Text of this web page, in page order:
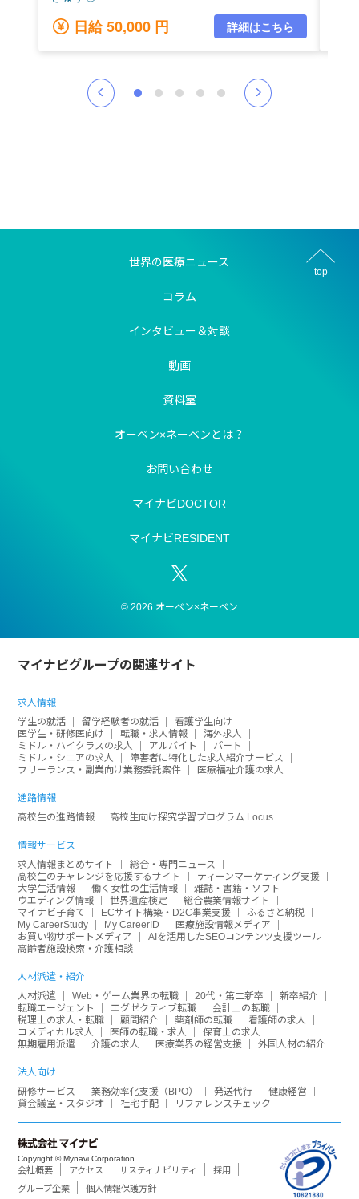
top
世界の医療ニュース
コラム
インタビュー＆対談
動画
資料室
オーベン×ネーベンとは？
お問い合わせ
マイナビDOCTOR
マイナビRESIDENT
© 2026 オーベン×ネーベン
マイナビグループの関連サイト
求人情報
学生の就活
留学経験者の就活
看護学生向け
医学生・研修医向け
転職・求人情報
海外求人
ミドル・ハイクラスの求人
アルバイト
パート
ミドル・シニアの求人
障害者に特化した求人紹介サービス
フリーランス・副業向け業務委託案件
医療福祉介護の求人
進路情報
高校生の進路情報
高校生向け探究学習プログラム Locus
情報サービス
求人情報まとめサイト
総合・専門ニュース
高校生のチャレンジを応援するサイト
ティーンマーケティング支援
大学生活情報
働く女性の生活情報
雑誌・書籍・ソフト
ウエディング情報
世界遺産検定
総合農業情報サイト
マイナビ子育て
ECサイト構築・D2C事業支援
ふるさと納税
My CareerStudy
My CareerID
医療施設情報メディア
お買い物サポートメディア
AIを活用したSEOコンテンツ支援ツール
高齢者施設検索・介護相談
人材派遣・紹介
人材派遣
Web・ゲーム業界の転職 20代・第二新卒
新卒紹介
転職エージェント
エグゼクティブ転職
会計士の転職
税理士の求人・転職
顧問紹介 薬剤師の転職
看護師の求人
コメディカル求人
医師の転職・求人
保育士の求人
無期雇用派遣
介護の求人 医療業界の経営支援 外国人材の紹介
法人向け
研修サービス
業務効率化支援（BPO） 発送代行
健康経営
貸会議室・スタジオ
社宅手配 リファレンスチェック
Copyright © Mynavi Corporation
会社概要 アクセス サスティナビリティ
採用
グループ企業
個人情報保護方針